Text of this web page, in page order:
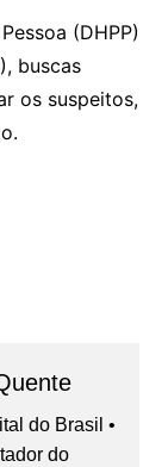
(DHPP)
buscas
os suspeitos,
do Brasil •
do